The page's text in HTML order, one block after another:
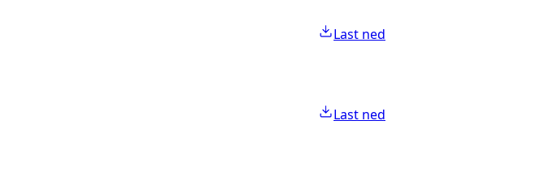
Last ned
Last ned